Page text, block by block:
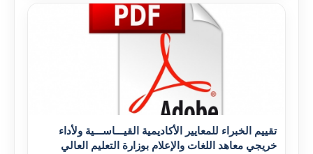
تقييم الخبراء للمعايير الأکاديمية القيـــاســـية ولأداء
خريجي معاهد اللغات والإعلام بوزارة التعليم العالي